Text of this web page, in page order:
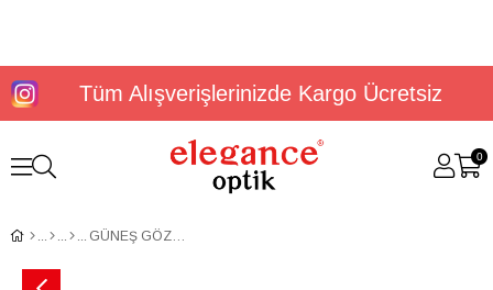
Tüm Alışverişlerinizde Kargo Ücretsiz
0
GÜNEŞ GÖZLÜĞÜ DOLCE&GABBANA DG2293 05/8756